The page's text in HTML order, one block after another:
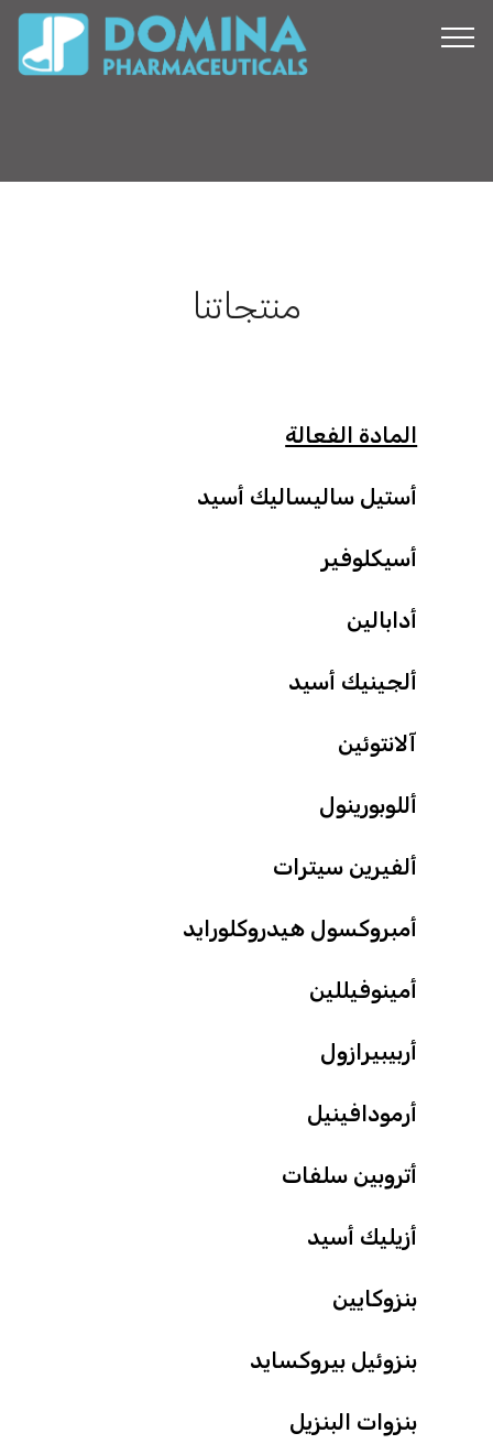
منتجاتنا
المادة الفعالة
أستيل ساليساليك أسيد
أسيكلوفير
أدابالين
ألجينيك أسيد
آلانتوئين
أللوبورينول
ألفيرين سيترات
أمبروكسول هيدروكلورايد
أمينوفيللين
أربيبيرازول
أرمودافينيل
أتروبين سلفات
أزيليك أسيد
بنزوكايين
بنزوئيل بيروكسايد
بنزوات البنزيل